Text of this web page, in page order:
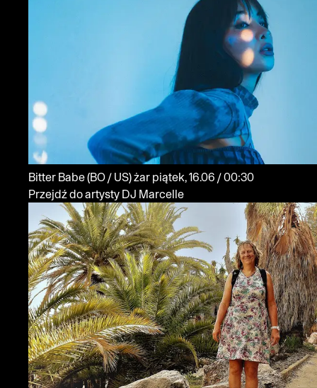
Bitter Babe(BO / US)żar
piątek, 16.06 / 00:30
Przejdź do artysty DJ Marcelle